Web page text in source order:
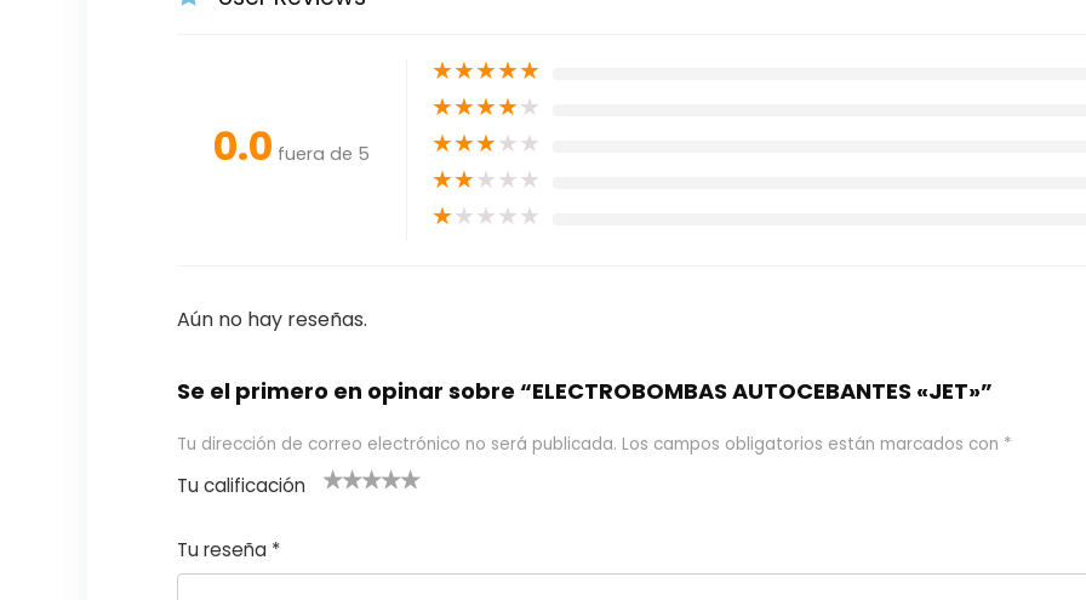
0.0 fuera de 5
★★★★★
★★★★★
★★★★★
★★★★★
★★★★★
Aún no hay reseñas.
Se el primero en opinar sobre “ELECTROBOMBAS AUTOCEBANTES «JET»”
Tu dirección de correo electrónico no será publicada. Los campos obligatorios están marcados con *
Tu calificación
e
5
las
s
Tu reseña *